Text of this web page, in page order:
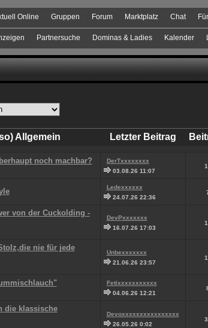
Chat
Marktplatz
Forum
Gruppen
Online
Kalender
Dominas & Ladies
Partnersuche
Allgemein Letzter Beitrag
noch machbar?
DerTxxxxxxxx
03.08.26 11:07
Ledexxxxxx
24.07.26 22:36
von der Cuckolding -
DevPxxxxxxx
16.07.26 17:03
nie für jede
Unbexxxxxxx
21.06.26 23:57
Fetixxxxxxxxxxx
04.06.26 12:21
die klassische
Devoxxxxxxxxxxxxxxxx
26.05.26 0:02